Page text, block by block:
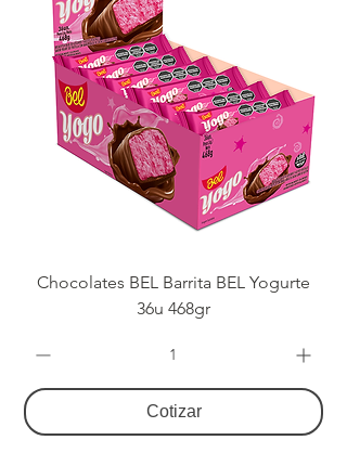
Chocolates BEL Barrita BEL Yogurte
36u 468gr
Cotizar